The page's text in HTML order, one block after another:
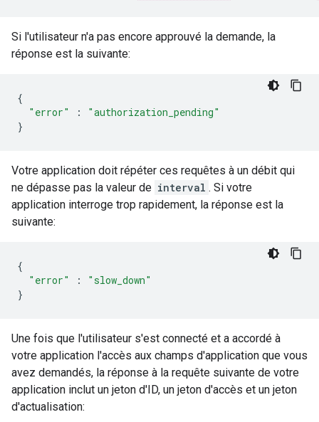
Si l'utilisateur n'a pas encore approuvé la demande, la
réponse est la suivante:
{
"error"
:
"authorization_pending"
}
Votre application doit répéter ces requêtes à un débit qui
ne dépasse pas la valeur de interval . Si votre
application interroge trop rapidement, la réponse est la
suivante:
{
"error"
:
"slow_down"
}
Une fois que l'utilisateur s'est connecté et a accordé à
votre application l'accès aux champs d'application que vous
avez demandés, la réponse à la requête suivante de votre
application inclut un jeton d'ID, un jeton d'accès et un jeton
d'actualisation: